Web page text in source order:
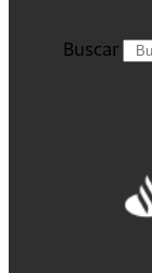
Buscar